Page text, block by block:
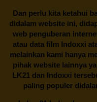
Dan perlu kita ketahui
didalam website ini,
web penguberan
atau data film Indoxxi
melainkan kami hanya
pihak website lainnya
LK21 dan Indoxxi
paling populer